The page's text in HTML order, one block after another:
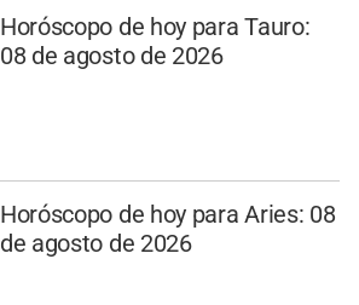
Horóscopo de hoy para Tauro:
08 de agosto de 2026
Horóscopo de hoy para Aries: 08
de agosto de 2026